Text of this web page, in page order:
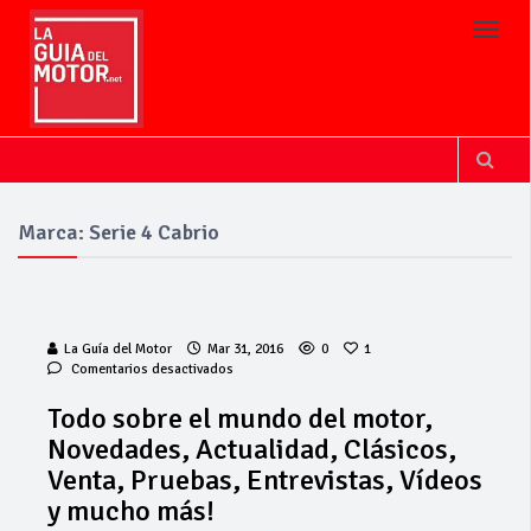
Marca: Serie 4 Cabrio
La Guía del Motor Mar 31, 2016 0
1
Comentarios desactivados
el
mundo
del
motor,
Todo sobre el mundo del motor,
Novedades, Actualidad, Clásicos,
Venta, Pruebas, Entrevistas, Vídeos
y mucho más!